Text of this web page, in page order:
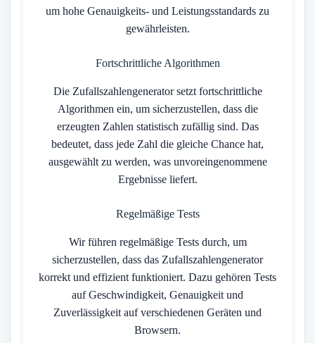
um hohe Genauigkeits- und Leistungsstandards zu
gewährleisten.
Fortschrittliche Algorithmen
Die Zufallszahlengenerator setzt fortschrittliche
Algorithmen ein, um sicherzustellen, dass die
erzeugten Zahlen statistisch zufällig sind. Das
bedeutet, dass jede Zahl die gleiche Chance hat,
ausgewählt zu werden, was unvoreingenommene
Ergebnisse liefert.
Regelmäßige Tests
Wir führen regelmäßige Tests durch, um
sicherzustellen, dass das Zufallszahlengenerator
korrekt und effizient funktioniert. Dazu gehören Tests
auf Geschwindigkeit, Genauigkeit und
Zuverlässigkeit auf verschiedenen Geräten und
Browsern.